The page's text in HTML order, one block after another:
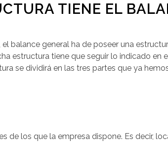
TIENE EL
balance general ha de poseer una
estructura tiene que seguir lo indicado
se dividirá en las tres partes que ya
de los que la empresa dispone. Es decir,